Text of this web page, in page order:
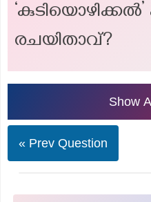
രചയിതാവ്?
Show
« Prev Question